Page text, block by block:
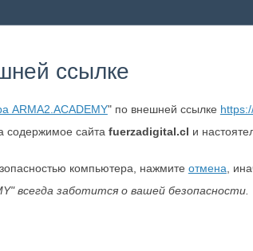
ссылке
ARMA2.ACADEMY" по внешней ссылке
содержимое сайта fuerzadigital.cl и
компьютера, нажмите отмена ,
всегда заботится о вашей безопасности.